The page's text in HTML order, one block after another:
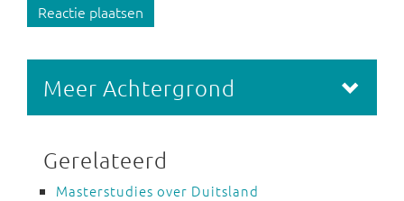
Reactie plaatsen
Meer Achtergrond
Gerelateerd
Masterstudies over Duitsland